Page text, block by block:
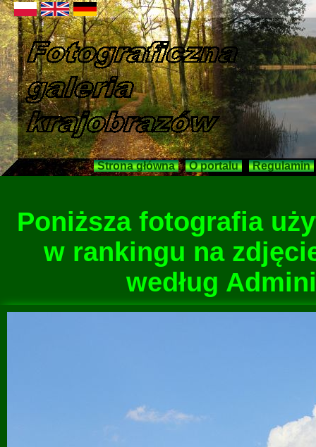
Strona główna O portalu Regulamin
Poniższa fotografia
w rankingu na
według